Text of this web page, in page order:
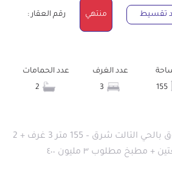
تقسيط منتهي رقم العقار :
عدد الغرف
عدد الحمامات
شقة للبيع مدينة الشروق بالحي التالت شرق – 155 متر 3 غرف + 2
مطلوب ٣ مليون ٤٠٠